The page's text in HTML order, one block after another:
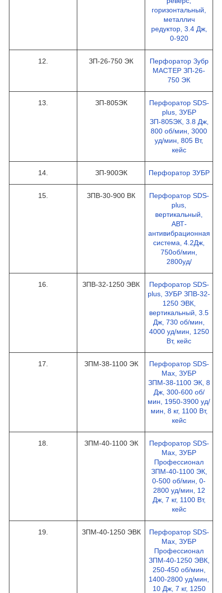
горизонтальный,
металлич
редуктор, 3.4 Дж,
0-920
12. ЗП-26-750 ЭК
Перфоратор Зубр
МАСТЕР ЗП-26-
750 ЭК
13. ЗП-805ЭК
Перфоратор SDS-
plus, ЗУБР
ЗП-805ЭК, 3.8 Дж,
800 об/мин, 3000
уд/мин, 805 Вт,
кейс
14. ЗП-900ЭК Перфоратор ЗУБР
15. ЗПВ-30-900 ВК
Перфоратор SDS-
plus,
вертикальный,
АВТ-
антивибрационная
система, 4.2Дж,
750об/мин,
2800уд/
16. ЗПВ-32-1250 ЭВК
Перфоратор SDS-
plus, ЗУБР ЗПВ-32-
1250 ЭВК,
вертикальный, 3.5
Дж, 730 об/мин,
4000 уд/мин, 1250
Вт, кейс
17. ЗПМ-38-1100 ЭК
Перфоратор SDS-
Max, ЗУБР
ЗПМ-38-1100 ЭК, 8
Дж, 300-600 об/
мин, 1950-3900 уд/
мин, 8 кг, 1100 Вт,
кейс
18. ЗПМ-40-1100 ЭК
Перфоратор SDS-
Max, ЗУБР
Профессионал
ЗПМ-40-1100 ЭК,
0-500 об/мин, 0-
2800 уд/мин, 12
Дж, 7 кг, 1100 Вт,
кейс
19. ЗПМ-40-1250 ЭВК
Перфоратор SDS-
Max, ЗУБР
Профессионал
ЗПМ-40-1250 ЭВК,
250-450 об/мин,
1400-2800 уд/мин,
10 Дж, 7 кг, 1250